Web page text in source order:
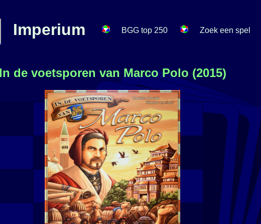
Imperium BGG top 250 Zoek een spel
de voetsporen van Marco Polo (2015)